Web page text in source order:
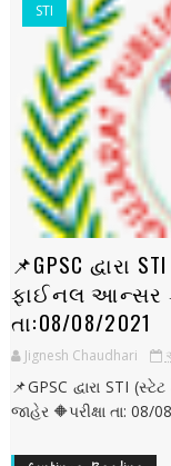
STI
📌GPSC દ્વારા
ફાઈનલ આન્સર
તા:08/08/2021
Jignesh Chaudhari
📌GPSC દ્વારા STI
જાહેર 🔶પરીક્ષા તા: